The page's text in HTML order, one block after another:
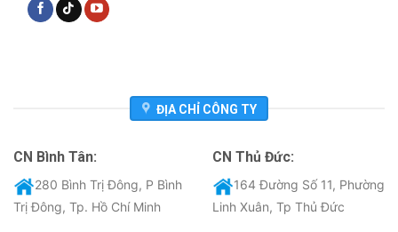
ĐỊA CHỈ CÔNG TY
CN Bình Tân:
280 Bình Trị Đông, P Bình
Trị Đông, Tp. Hồ Chí Minh
CN Thủ Đức:
164 Đường Số 11, Phường
Linh Xuân, Tp Thủ Đức